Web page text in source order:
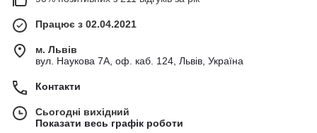
Працює з 02.04.2021
м. Львів
вул. Наукова 7А, оф. каб. 124, Львів, Україна
Контакти
Сьогодні вихідний
Показати весь графік роботи